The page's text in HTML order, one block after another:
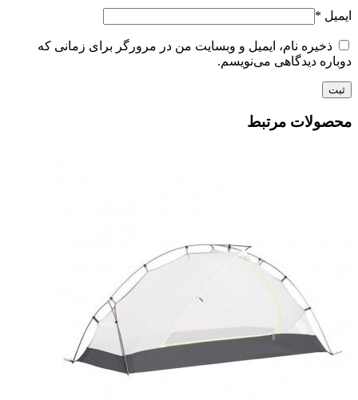
ایمیل *
ذخیره نام، ایمیل و وبسایت من در مرورگر برای زمانی که
دوباره دیدگاهی می‌نویسم.
محصولات مرتبط